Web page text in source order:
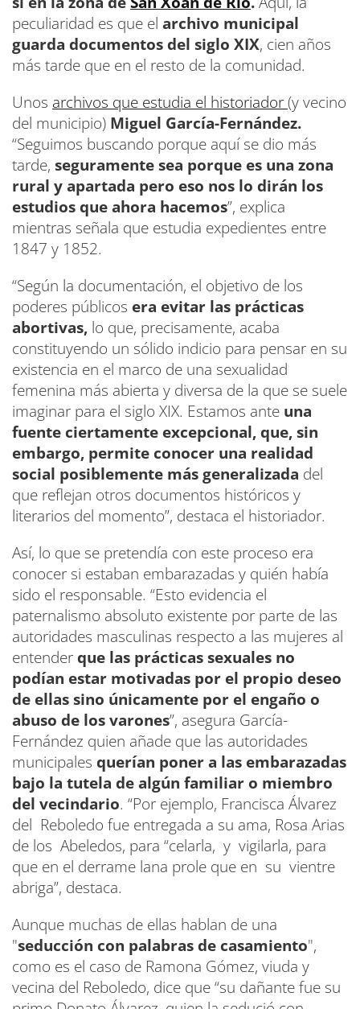
peculiaridad es que el archivo municipal
guarda documentos del siglo XIX, cien años
más tarde que en el resto de la comunidad.
Unos archivos que estudia el historiador(y vecino
del municipio) Miguel García-Fernández.
“Seguimos buscando porque aquí se dio más
tarde, seguramente sea porque es una zona
rural y apartada pero eso nos lo dirán los
estudios que ahora hacemos”, explica
mientras señala que estudia expedientes entre
1847 y 1852.
“Según la documentación, el objetivo de los
poderes públicos era evitar las prácticas
abortivas, lo que, precisamente, acaba
constituyendo un sólido indicio para pensar en su
existencia en el marco de una sexualidad
femenina más abierta y diversa de la que se suele
imaginar para el siglo XIX. Estamos ante una
fuente ciertamente excepcional, que, sin
embargo, permite conocer una realidad
social posiblemente más generalizada del
que reflejan otros documentos históricos y
literarios del momento”, destaca el historiador.
Así, lo que se pretendía con este proceso era
conocer si estaban embarazadas y quién había
sido el responsable. “Esto evidencia el
paternalismo absoluto existente por parte de las
autoridades masculinas respecto a las mujeres al
entender que las prácticas sexuales no
podían estar motivadas por el propio deseo
de ellas sino únicamente por el engaño o
abuso de los varones”, asegura García-
Fernández quien añade que las autoridades
municipales querían poner a las embarazadas
bajo la tutela de algún familiar o miembro
del vecindario. “Por ejemplo, Francisca Álvarez
del Reboledo fue entregada a su ama, Rosa Arias
de los Abeledos, para “celarla, y vigilarla, para
que en el derrame lana prole que en su vientre
abriga”, destaca.
Aunque muchas de ellas hablan de una
"seducción con palabras de casamiento",
como es el caso de Ramona Gómez, viuda y
vecina del Reboledo, dice que “su dañante fue su